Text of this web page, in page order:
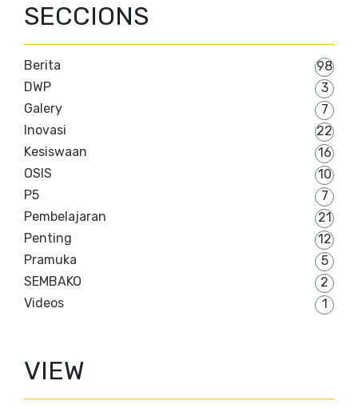
SECCIONS
Berita
98
DWP
3
Galery
7
Inovasi
22
Kesiswaan
16
OSIS
10
P5
7
Pembelajaran
21
Penting
12
Pramuka
5
SEMBAKO
2
Videos
1
VIEW